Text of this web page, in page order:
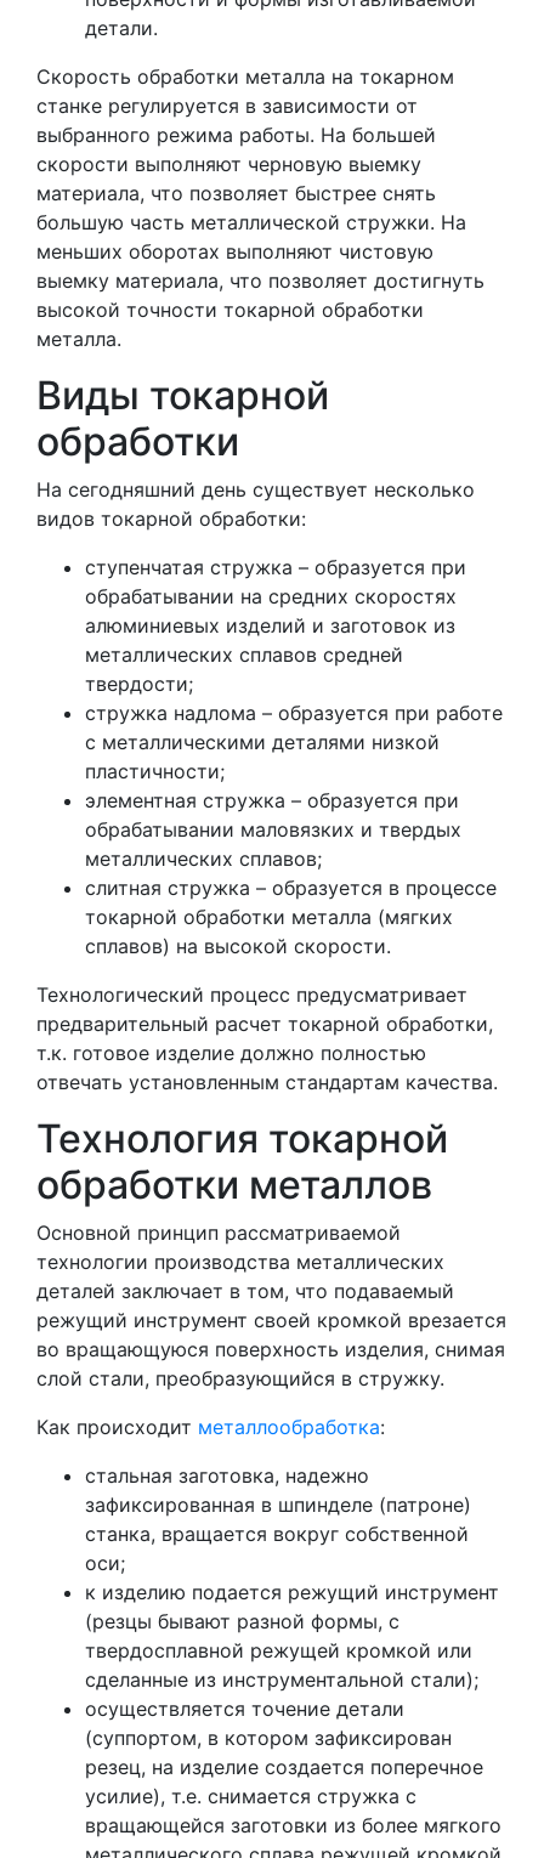
детали.
Скорость обработки металла на токарном
станке регулируется в зависимости от
выбранного режима работы. На большей
скорости выполняют черновую выемку
материала, что позволяет быстрее снять
большую часть металлической стружки. На
меньших оборотах выполняют чистовую
выемку материала, что позволяет достигнуть
высокой точности токарной обработки
металла.
Виды токарной
обработки
На сегодняшний день существует несколько
видов токарной обработки:
ступенчатая стружка – образуется при
обрабатывании на средних скоростях
алюминиевых изделий и заготовок из
металлических сплавов средней
твердости;
стружка надлома – образуется при работе
с металлическими деталями низкой
пластичности;
элементная стружка – образуется при
обрабатывании маловязких и твердых
металлических сплавов;
слитная стружка – образуется в процессе
токарной обработки металла (мягких
сплавов) на высокой скорости.
Технологический процесс предусматривает
предварительный расчет токарной обработки,
т.к. готовое изделие должно полностью
отвечать установленным стандартам качества.
Технология токарной
обработки металлов
Основной принцип рассматриваемой
технологии производства металлических
деталей заключает в том, что подаваемый
режущий инструмент своей кромкой врезается
во вращающуюся поверхность изделия, снимая
слой стали, преобразующийся в стружку.
Как происходит металлообработка:
стальная заготовка, надежно
зафиксированная в шпинделе (патроне)
станка, вращается вокруг собственной
оси;
к изделию подается режущий инструмент
(резцы бывают разной формы, с
твердосплавной режущей кромкой или
сделанные из инструментальной стали);
осуществляется точение детали
(суппортом, в котором зафиксирован
резец, на изделие создается поперечное
усилие), т.е. снимается стружка с
вращающейся заготовки из более мягкого